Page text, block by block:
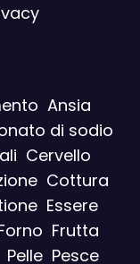
Ansia
di sodio
Cervello
Cottura
Essere
Frutta
Pelle Pesce